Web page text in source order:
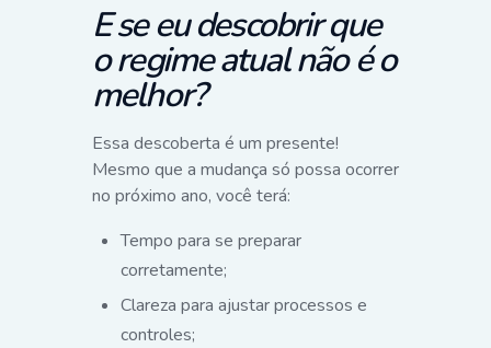
E se eu descobrir que
o regime atual não é o
melhor?
Essa descoberta é um presente!
Mesmo que a mudança só possa ocorrer
no próximo ano, você terá:
Tempo para se preparar
corretamente;
Clareza para ajustar processos e
controles;